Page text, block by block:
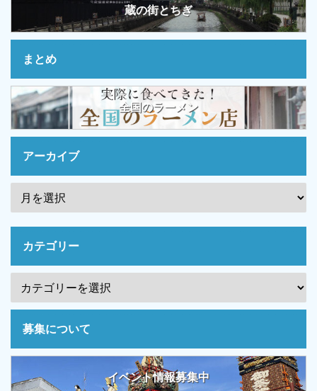
蔵の街とちぎ
まとめ
全国のラーメン
アーカイブ
カテゴリー
募集について
イベント情報募集中